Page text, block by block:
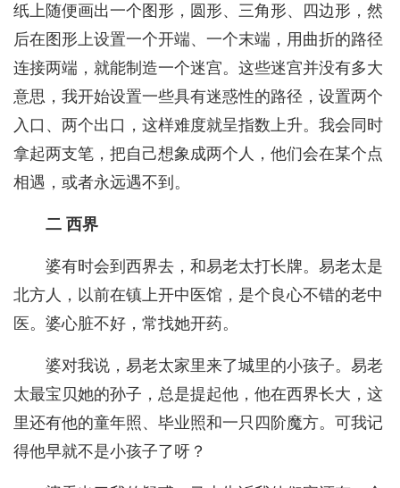
纸上随便画出一个图形，圆形、三角形、四边形，然
后在图形上设置一个开端、一个末端，用曲折的路径
连接两端，就能制造一个迷宫。这些迷宫并没有多大
意思，我开始设置一些具有迷惑性的路径，设置两个
入口、两个出口，这样难度就呈指数上升。我会同时
拿起两支笔，把自己想象成两个人，他们会在某个点
相遇，或者永远遇不到。
二 西界
婆有时会到西界去，和易老太打长牌。易老太是
北方人，以前在镇上开中医馆，是个良心不错的老中
医。婆心脏不好，常找她开药。
婆对我说，易老太家里来了城里的小孩子。易老
太最宝贝她的孙子，总是提起他，他在西界长大，这
里还有他的童年照、毕业照和一只四阶魔方。可我记
得他早就不是小孩子了呀？